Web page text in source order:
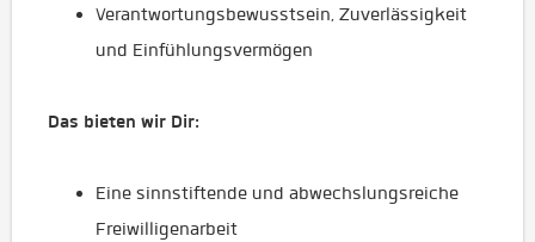
Verantwortungsbewusstsein, Zuverlässigkeit
und Einfühlungsvermögen
Das bieten wir Dir:
Eine sinnstiftende und abwechslungsreiche
Freiwilligenarbeit